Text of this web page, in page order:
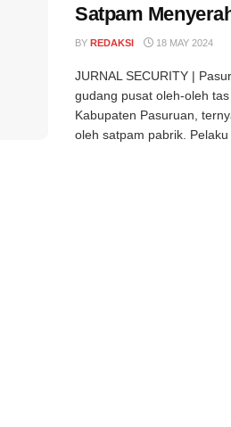
Satpam
BY REDAKSI 18 MAY 2024
JURNAL SECURITY |
gudang pusat oleh-oleh
Kabupaten Pasuruan,
oleh satpam pabrik. Pelaku